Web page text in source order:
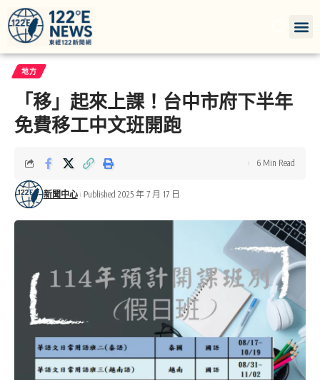
地方
「移」起來上課！台中市府下半年
免費移工中文班開跑
新聞中心 Published 2025 年 7 月 17 日
6 Min Read